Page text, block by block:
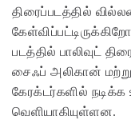
திரைப்படத்தில்
படத்தில் பாலிவுட்
சைஃப் அலிகான்
கேரக்டர்களில்
வெளியாகியுள்ளன.